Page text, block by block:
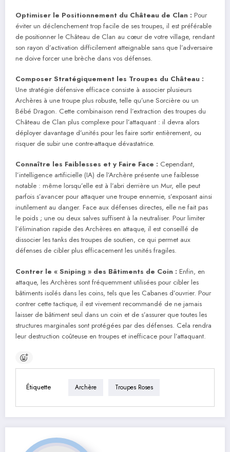
Optimiser le Positionnement du Château de Clan : Pour
éviter un déclenchement trop facile de ses troupes, il est préférable
de positionner le Château de Clan au cœur de votre village, rendant
son rayon d’activation difficilement atteignable sans que l’adversaire
ne doive forcer une brèche dans vos défenses.
Composer Stratégiquement les Troupes du Château :
Une stratégie défensive efficace consiste à associer plusieurs
Archères à une troupe plus robuste, telle qu’une Sorcière ou un
Bébé Dragon. Cette combinaison rend l’extraction des troupes du
Château de Clan plus complexe pour l’attaquant : il devra alors
déployer davantage d’unités pour les faire sortir entièrement, ou
risquer de subir une contre-attaque dévastatrice.
Connaître les Faiblesses et y Faire Face : Cependant,
l’intelligence artificielle (IA) de l’Archère présente une faiblesse
notable : même lorsqu’elle est à l’abri derrière un Mur, elle peut
parfois s’avancer pour attaquer une troupe ennemie, s’exposant ainsi
inutilement au danger. Face aux défenses directes, elle ne fait pas
le poids ; une ou deux salves suffisent à la neutraliser. Pour limiter
l’élimination rapide des Archères en attaque, il est conseillé de
dissocier les tanks des troupes de soutien, ce qui permet aux
défenses de cibler plus efficacement les unités fragiles.
Contrer le « Sniping » des Bâtiments de Coin : Enfin, en
attaque, les Archères sont fréquemment utilisées pour cibler les
bâtiments isolés dans les coins, tels que les Cabanes d’ouvrier. Pour
contrer cette tactique, il est vivement recommandé de ne jamais
laisser de bâtiment seul dans un coin et de s’assurer que toutes les
structures marginales sont protégées par des défenses. Cela rendra
leur destruction coûteuse en troupes et inefficace pour l’attaquant.
Étiquette Archère Troupes Roses